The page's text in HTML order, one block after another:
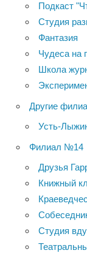
Подкаст
Студия
Фантазия
Чудеса на
Школа
Другие
Усть-
Филиал №14
Друзья
Книжный
Студия